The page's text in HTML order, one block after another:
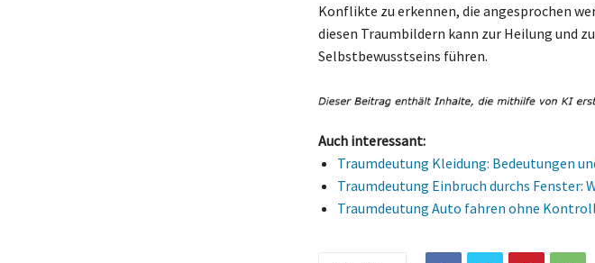
Konflikte zu erkennen, die angesprochen
diesen Traumbildern kann zur Heilung und
Selbstbewusstseins führen.
Auch interessant:
Traumdeutung Kleidung: Bedeutungen
Traumdeutung Einbruch durchs Fenster:
Traumdeutung Auto fahren ohne